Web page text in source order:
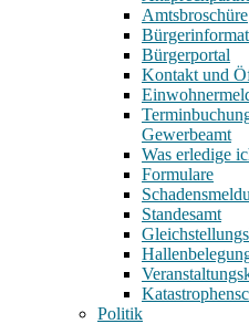
Amtsbroschüre
Bürgerportal
Kontakt und
Gewerbeamt
Was erledige
Formulare
Standesamt
Politik